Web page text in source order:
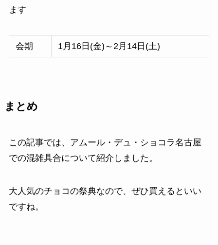
ます
会期 1月16日(金)～2月14日(土)
まとめ
この記事では、アムール・デュ・ショコラ名古屋
での混雑具合について紹介しました。
大人気のチョコの祭典なので、ぜひ買えるといい
ですね。